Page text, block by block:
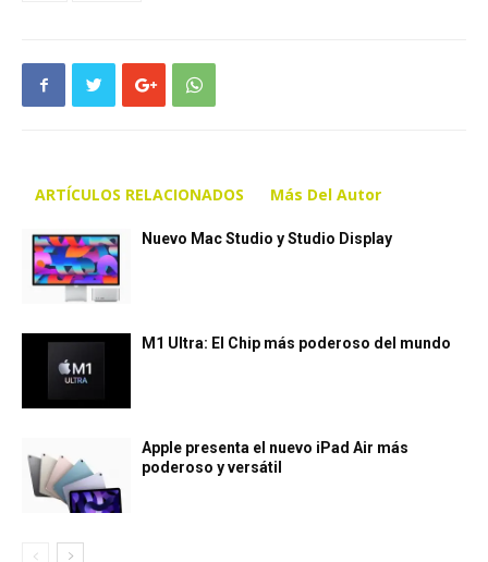
ARTÍCULOS RELACIONADOS Más Del Autor
Nuevo Mac Studio y Studio Display
M1 Ultra: El Chip más poderoso del mundo
Apple presenta el nuevo iPad Air más
poderoso y versátil